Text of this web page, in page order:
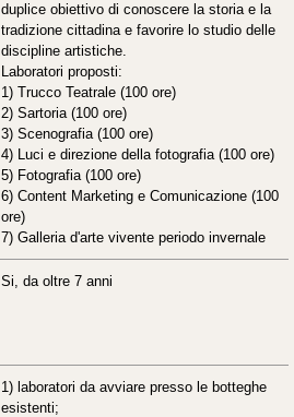
duplice obiettivo di conoscere la storia e la
tradizione cittadina e favorire lo studio delle
discipline artistiche.
Laboratori proposti:
1) Trucco Teatrale (100 ore)
2) Sartoria (100 ore)
3) Scenografia (100 ore)
4) Luci e direzione della fotografia (100 ore)
5) Fotografia (100 ore)
6) Content Marketing e Comunicazione (100
ore)
7) Galleria d'arte vivente periodo invernale
Si, da oltre 7 anni
1) laboratori da avviare presso le botteghe
esistenti;